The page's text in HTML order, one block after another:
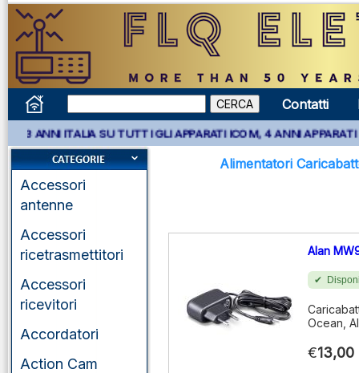
Contatti
SU TUTTI GLI APPARATI ICOM, 4 ANNI APPARATI KENWOOD
Accessori
antenne
Accessori
ricetrasmettitori
Accessori
ricevitori
Accordatori
Action Cam
Alimentatori
Alan
Ocean,
€13,00